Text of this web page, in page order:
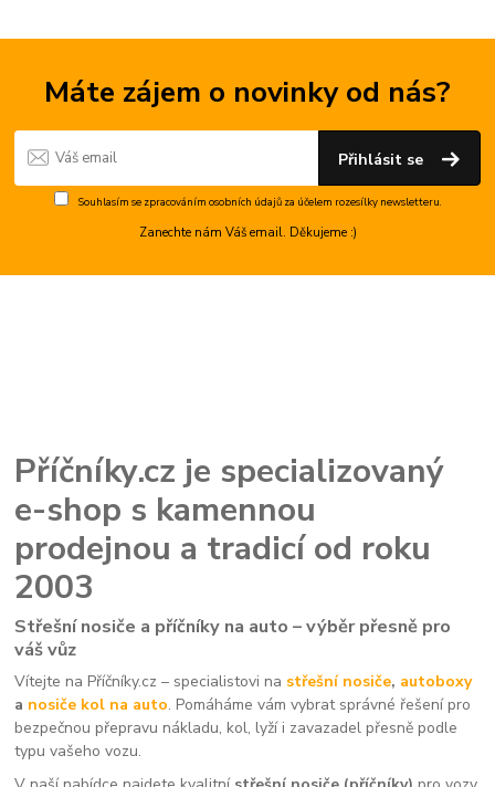
Máte zájem o novinky od nás?
Přihlásit se
Souhlasím se zpracováním osobních údajůza účelem rozesílky newsletteru.
Zanechte nám Váš email. Děkujeme :)
Příčníky.cz je specializovaný
e-shop s kamennou
prodejnou a tradicí od roku
2003
Střešní nosiče a příčníky na auto – výběr přesně pro
váš vůz
Vítejte na Příčníky.cz – specialistovi na střešní nosiče, autoboxy
a nosiče kol na auto. Pomáháme vám vybrat správné řešení pro
bezpečnou přepravu nákladu, kol, lyží i zavazadel přesně podle
typu vašeho vozu.